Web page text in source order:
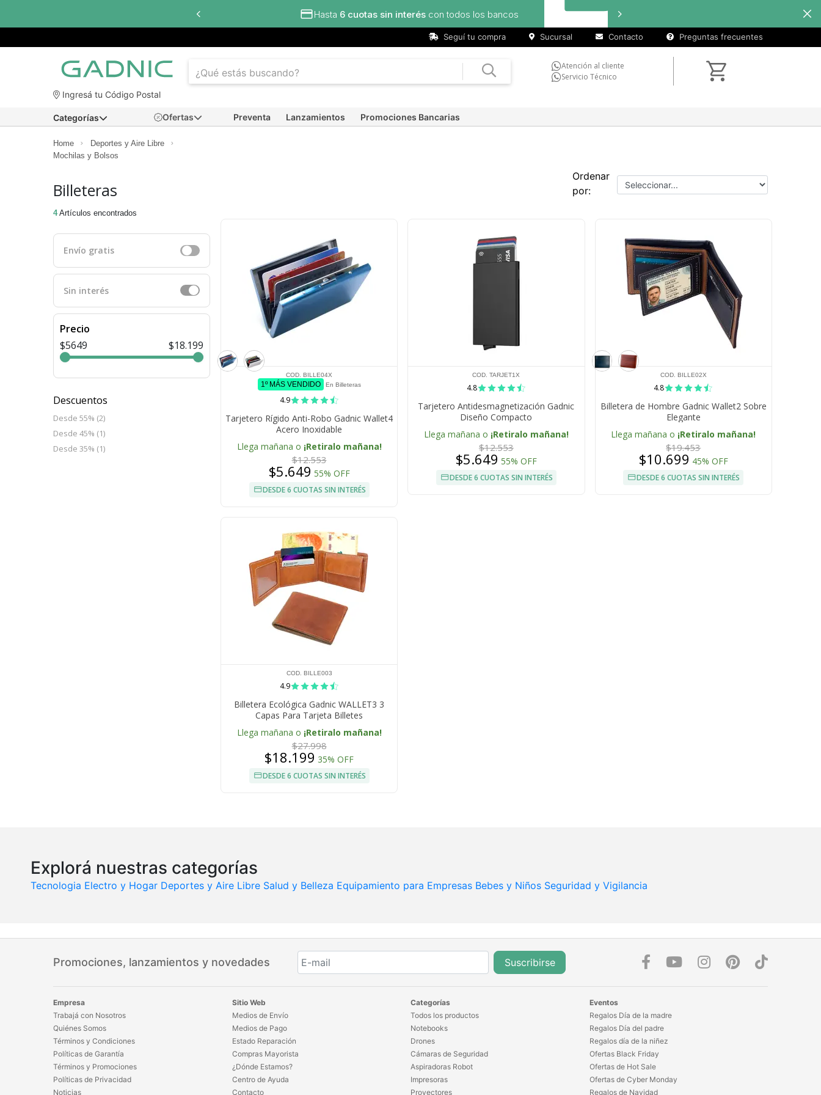
Hasta 6 cuotas sin interés con todos los bancos
Seguí tu compra Sucursal Contacto Preguntas frecuentes
Atención al cliente
Servicio Técnico
Ingresá tu Código Postal
Ofertas Preventa Lanzamientos Promociones Bancarias
Categorías
Home
Deportes y Aire Libre
Mochilas y Bolsos
Billeteras
4Artículos encontrados
Envío gratis
Sin interés
Precio
$5649
$18.199
Descuentos
Desde 55% (2)
Desde 45% (1)
Desde 35% (1)
Ordenar
por:
COD. BILLE04X
1º MÁS VENDIDO En Billeteras
4.9
Tarjetero Rígido Anti-Robo Gadnic Wallet4
Acero Inoxidable
Llega mañana o ¡Retiralo mañana!
$12.553
$5.649 55% OFF
DESDE 6 CUOTAS SIN INTERÉS
COD. TARJET1X
4.8
Tarjetero Antidesmagnetización Gadnic
Diseño Compacto
Llega mañana o ¡Retiralo mañana!
$12.553
$5.649 55% OFF
DESDE 6 CUOTAS SIN INTERÉS
COD. BILLE02X
4.8
Billetera de Hombre Gadnic Wallet2 Sobre
Elegante
Llega mañana o ¡Retiralo mañana!
$19.453
$10.699 45% OFF
DESDE 6 CUOTAS SIN INTERÉS
COD. BILLE003
4.9
Billetera Ecológica Gadnic WALLET3 3
Capas Para Tarjeta Billetes
Llega mañana o ¡Retiralo mañana!
$27.998
$18.199 35% OFF
DESDE 6 CUOTAS SIN INTERÉS
Explorá nuestras categorías
Tecnologia Electro y Hogar Deportes y Aire Libre Salud y Belleza Equipamiento para Empresas Bebes y Niños Seguridad y Vigilancia
Promociones, lanzamientos y novedades Suscribirse
Empresa
Trabajá con Nosotros
Quiénes Somos
Términos y Condiciones
Políticas de Garantía
Términos y Promociones
Políticas de Privacidad
Noticias
Sitio Web
Medios de Envío
Medios de Pago
Estado Reparación
Compras Mayorista
¿Dónde Estamos?
Centro de Ayuda
Contacto
Categorías
Todos los productos
Notebooks
Drones
Cámaras de Seguridad
Aspiradoras Robot
Impresoras
Proyectores
Eventos
Regalos Día de la madre
Regalos Día del padre
Regalos día de la niñez
Ofertas Black Friday
Ofertas de Hot Sale
Ofertas de Cyber Monday
Regalos de Navidad